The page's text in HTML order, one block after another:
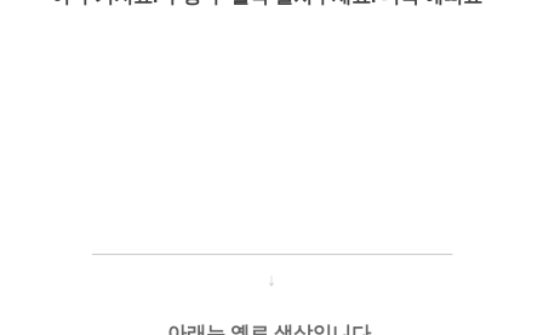
───────────────────────────
↓